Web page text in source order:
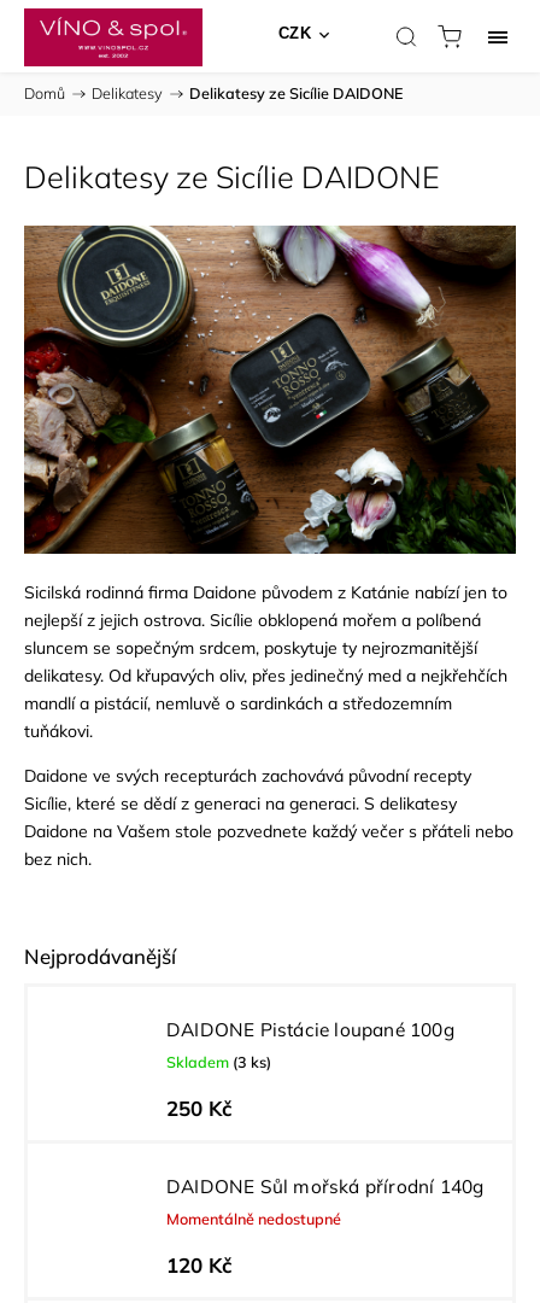
CZK
Domů / Delikatesy / Delikatesy ze Sicílie DAIDONE
Delikatesy ze Sicílie DAIDONE
Sicilská rodinná firma Daidone původem z Katánie nabízí jen to
nejlepší z jejich ostrova. Sicílie obklopená mořem a políbená
sluncem se sopečným srdcem, poskytuje ty nejrozmanitější
delikatesy. Od křupavých oliv, přes jedinečný med a nejkřehčích
mandlí a pistácií, nemluvě o sardinkách a středozemním
tuňákovi.
Daidone ve svých recepturách zachovává původní recepty
Sicílie, které se dědí z generaci na generaci. S delikatesy
Daidone na Vašem stole pozvednete každý večer s přáteli nebo
bez nich.
Nejprodávanější
DAIDONE Pistácie loupané 100g
Skladem (3 ks)
250 Kč
DAIDONE Sůl mořská přírodní 140g
Momentálně nedostupné
120 Kč